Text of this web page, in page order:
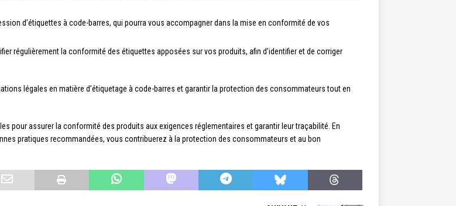
d’étiquettes à code-barres, qui pourra vous accompagner dans la mise en conformité de vos
régulièrement la conformité des étiquettes apposées sur vos produits, afin d’identifier et de corriger
légales en matière d’étiquetage à code-barres et garantir la protection des consommateurs tout en
pour assurer la conformité des produits aux exigences réglementaires et garantir leur traçabilité. En
pratiques recommandées, vous contribuerez à la protection des consommateurs et au bon